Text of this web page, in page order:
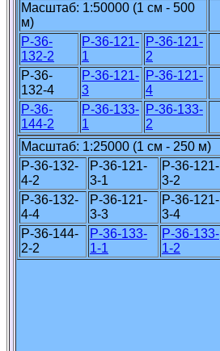
Масштаб: 1:50000 (1 см - 500
м)
P-36-
132-2
P-36-121-
1
P-36-121-
2
P-36-
132-4
P-36-121-
3
P-36-121-
4
P-36-
144-2
P-36-133-
1
P-36-133-
2
Масштаб: 1:25000 (1 см - 250 м)
P-36-132-
4-2
P-36-121-
3-1
P-36-121-
3-2
P-36-132-
4-4
P-36-121-
3-3
P-36-121-
3-4
P-36-144-
2-2
P-36-133-
1-1
P-36-133-
1-2